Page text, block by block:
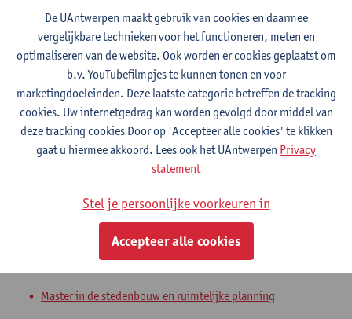
Master in de stedenbouw en ruimtelijke planning
Masterproef onderzoeksplan en
literatuurstudie
Master in de stedenbouw en ruimtelijke planning
Masterproef: onderzoek
Faculty of Design Sciences: Course Catalogue
Masterproef met inbegrip van stage:
Master in de stedenbouw en ruimtelijke planning
De UAntwerpen maakt gebruik van cookies en daarmee
vergelijkbare technieken voor het functioneren, meten en
optimaliseren van de website. Ook worden er cookies geplaatst om
b.v. YouTubefilmpjes te kunnen tonen en voor
marketingdoeleinden. Deze laatste categorie betreffen de tracking
cookies. Uw internetgedrag kan worden gevolgd door middel van
deze tracking cookies Door op 'Accepteer alle cookies' te klikken
gaat u hiermee akkoord. Lees ook het UAntwerpen Privacy
statement
Stel je persoonlijke voorkeuren in
Accepteer alle cookies